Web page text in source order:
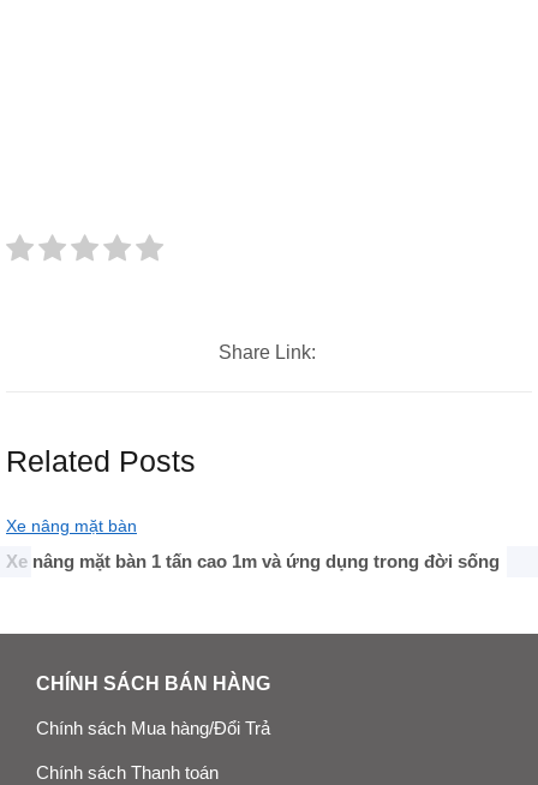
Share Link:
Related Posts
Xe nâng mặt bàn
Xe nâng mặt bàn 1 tấn cao 1m và ứng dụng trong đời sống
CHÍNH SÁCH BÁN HÀNG
Chính sách Mua hàng/Đổi Trả
Chính sách Thanh toán